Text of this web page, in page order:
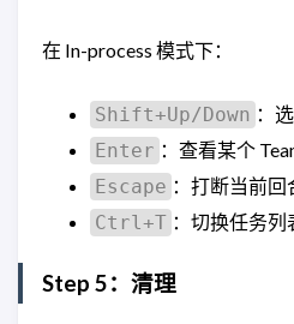
在 In-process 模式下：
Shift+Up/Down ：
Enter ：查看某个
Escape ：打断当前回
Ctrl+T ：切换任务列
Step 5：清理